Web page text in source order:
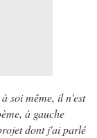
soi même, il n'est
à gauche
dont j'ai parlé